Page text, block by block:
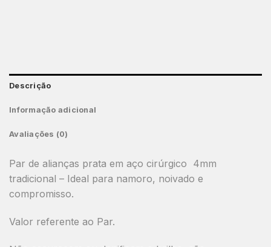
Descrição
Informação adicional
Avaliações (0)
Par de alianças prata em aço cirúrgico 4mm
tradicional – Ideal para namoro, noivado e
compromisso.
Valor referente ao Par.